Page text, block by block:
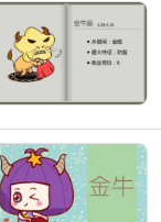
成为我们内
成长。梦到
些重要的信